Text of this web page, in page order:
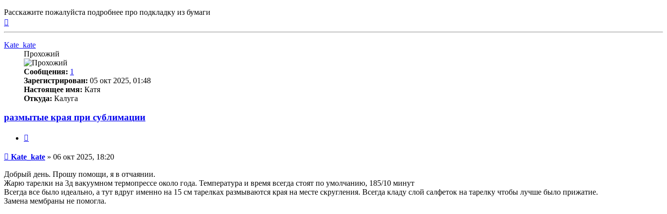
Расскажите пожалуйста подробнее про подкладку из бумаги
Kate_kate
Прохожий
Сообщения: 1
Зарегистрирован: 05 окт 2025, 01:48
Настоящее имя: Катя
Откуда: Калуга
размытые края при сублимации
Непрочитанное
сообщение
Kate_kate » 06 окт 2025, 18:20
Добрый день. Прошу помощи, я в отчаянии.
Жарю тарелки на 3д вакуумном термопрессе около года. Температура и время всегда стоят по умолчанию, 185/10 минут
Всегда все было идеально, а тут вдруг именно на 15 см тарелках размываются края на месте скругления. Всегда кладу слой салфеток на тарелку чтобы лучше было прижатие.
Замена мембраны не помогла.